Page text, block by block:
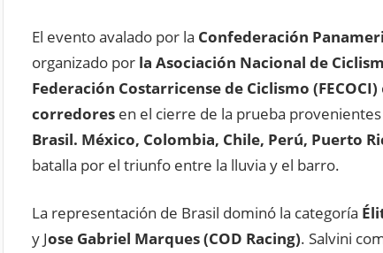
El evento avalado por la Confederación
organizado por la Asociación Nacional de
Federación Costarricense de Ciclismo (FECOCI)
corredores en el cierre de la prueba
Brasil. México, Colombia, Chile, Perú, Puerto
batalla por el triunfo entre la lluvia y el barro.
La representación de Brasil dominó la categoría
y Jose Gabriel Marques (COD Racing). Salvini